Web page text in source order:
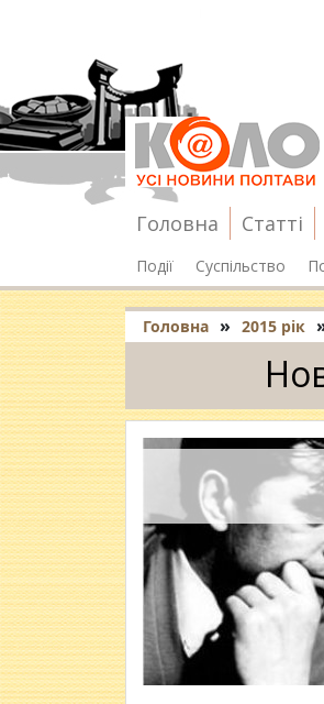
Головна Статті
Події Суспільство
Головна » 2015 рік